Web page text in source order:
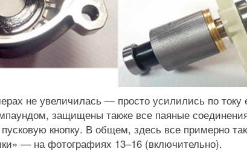
не увеличилась — просто усилились по
защищены также все паяные
кнопку. В общем, здесь все примерно
— на фотографиях 13–16 (включительно).